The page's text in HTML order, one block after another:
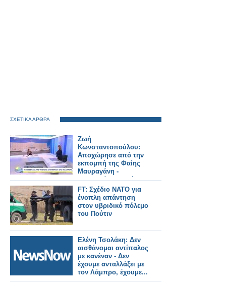
ΣΧΕΤΙΚΑ ΑΡΘΡΑ
Ζωή
Κωνσταντοπούλου:
Αποχώρησε από την
εκπομπή της Φαίης
Μαυραγάνη -
Μαυραγάνη: Κανένας
πολιτικός δεν θα μας
επιβάλλει τι θα
ρωτάμε
FT: Σχέδιο ΝΑΤΟ για
ένοπλη απάντηση
στον υβριδικό πόλεμο
του Πούτιν
Ελένη Τσολάκη: Δεν
αισθάνομαι αντίπαλος
με κανέναν - Δεν
έχουμε ανταλλάξει με
τον Λάμπρο, έχουμε...